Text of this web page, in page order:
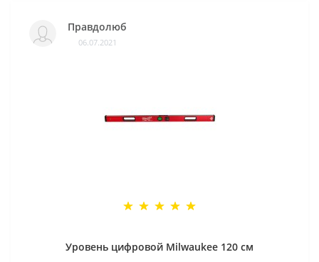
Правдолюб
06.07.2021
Уровень цифровой Milwaukee 120 см